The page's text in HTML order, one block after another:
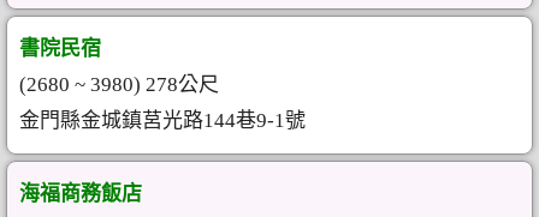
書院民宿
(2680 ~ 3980) 278公尺
金門縣金城鎮莒光路144巷9-1號
海福商務飯店